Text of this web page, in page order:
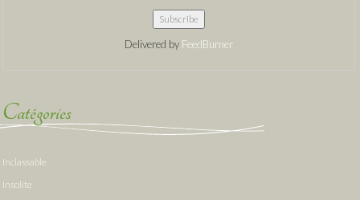
Delivered by FeedBurner
Catégories
Inclassable
Insolite